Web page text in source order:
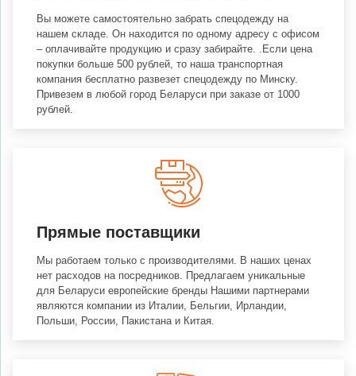
Вы можете самостоятельно забрать спецодежду на
нашем складе. Он находится по одному адресу с офисом
– оплачивайте продукцию и сразу забирайте. .Если цена
покупки больше 500 рублей, то наша транспортная
компания бесплатно развезет спецодежду по Минску.
Привезем в любой город Беларуси при заказе от 1000
рублей.
Прямые поставщики
Мы работаем только с производителями. В наших ценах
нет расходов на посредников. Предлагаем уникальные
для Беларуси европейские бренды Нашими партнерами
являются компании из Италии, Бельгии, Ирландии,
Польши, России, Пакистана и Китая.